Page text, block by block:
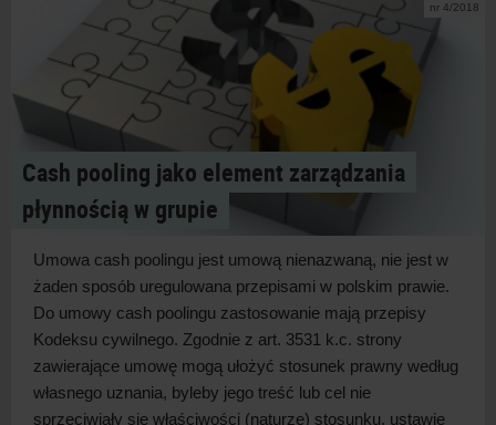
nr 4/2018
Cash pooling jako element zarządzania
płynnością w grupie
Umowa cash poolingu jest umową nienazwaną, nie jest w
żaden sposób uregulowana przepisami w polskim prawie.
Do umowy cash poolingu zastosowanie mają przepisy
Kodeksu cywilnego. Zgodnie z art. 3531 k.c. strony
zawierające umowę mogą ułożyć stosunek prawny według
własnego uznania, byleby jego treść lub cel nie
sprzeciwiały się właściwości (naturze) stosunku, ustawie